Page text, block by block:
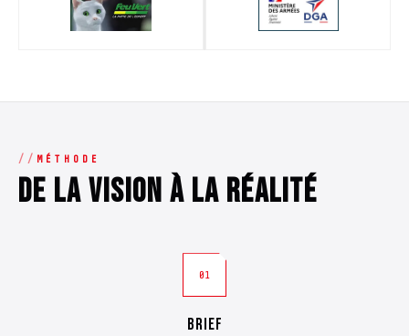
MÉTHODE
De la vision à la réalité
01
Brief